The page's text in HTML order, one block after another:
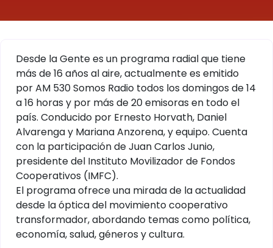
Desde la Gente es un programa radial que tiene
más de 16 años al aire, actualmente es emitido
por AM 530 Somos Radio todos los domingos de 14
a 16 horas y por más de 20 emisoras en todo el
país. Conducido por Ernesto Horvath, Daniel
Alvarenga y Mariana Anzorena, y equipo. Cuenta
con la participación de Juan Carlos Junio,
presidente del Instituto Movilizador de Fondos
Cooperativos (IMFC).
El programa ofrece una mirada de la actualidad
desde la óptica del movimiento cooperativo
transformador, abordando temas como política,
economía, salud, géneros y cultura.